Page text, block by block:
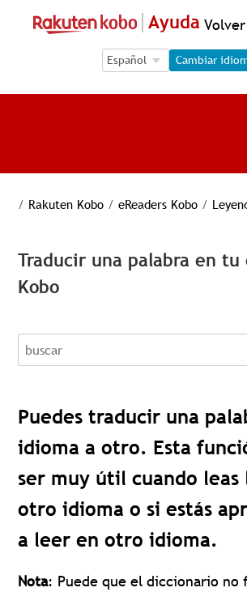
Ayuda
Language Selection
Language Selection
Cambiar
/ Rakuten Kobo / eReaders Kobo /
Traducir una palabra en tu
Kobo
buscar
Puedes traducir una
idioma a otro. Esta
ser muy útil cuando leas
otro idioma o si estás
a leer en otro idioma.
Nota: Puede que el diccionario no